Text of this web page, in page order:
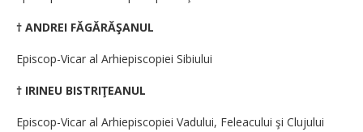
† ANDREI FĂGĂRĂŞANUL
Episcop-Vicar al Arhiepiscopiei Sibiului
† IRINEU BISTRIŢEANUL
Episcop-Vicar al Arhiepiscopiei Vadului, Feleacului şi Clujului